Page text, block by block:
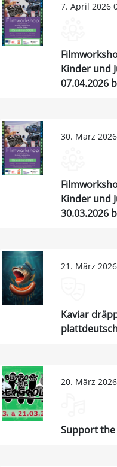
7. April 2026
Kinder und
07.04.2026
30. März
Kinder und
30.03.2026
21. März
Kaviar
20. März
Support